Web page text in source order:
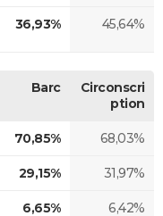
36,93% 45,64%
Barc
Circonscri
ption
70,85% 68,03%
29,15% 31,97%
6,65% 6,42%